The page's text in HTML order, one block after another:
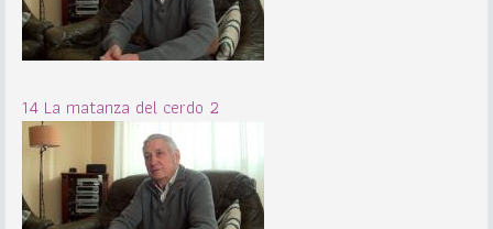
14 La matanza del cerdo 2